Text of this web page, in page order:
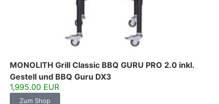
MONOLITH Grill Classic BBQ GURU PRO 2.0 inkl.
Gestell und BBQ Guru DX3
1,995.00 EUR
Zum Shop